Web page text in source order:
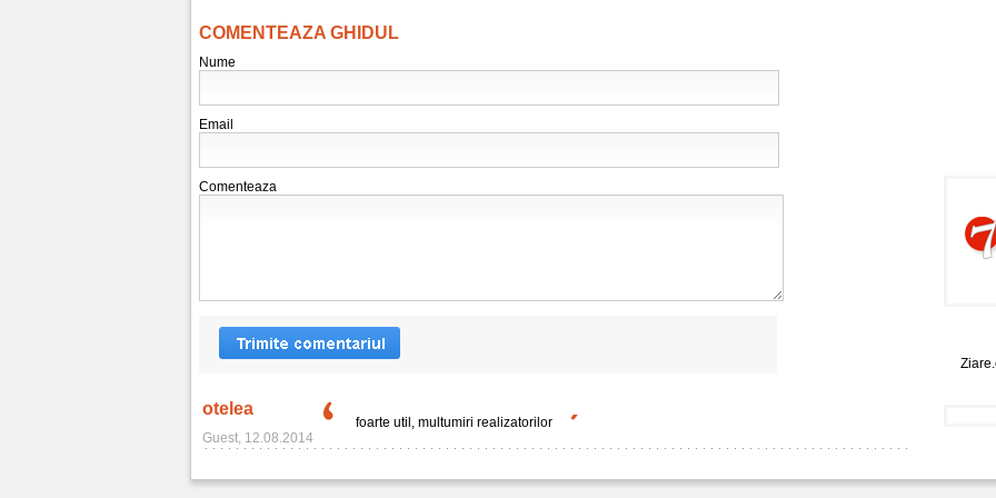
COMENTEAZA GHIDUL
Nume
Email
Comenteaza
otelea
Guest, 12.08.2014
foarte util, multumiri realizatorilor